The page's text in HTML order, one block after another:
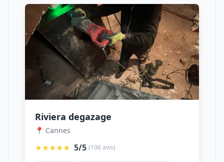
Riviera degazage
📍 Cannes
★★★★★ 5/5 (106 avis)